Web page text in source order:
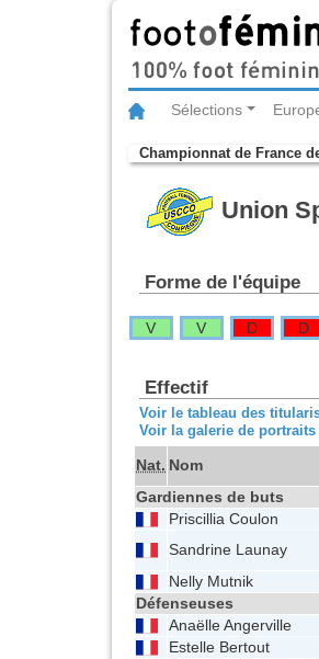
Sélections
Championnat de France
Union
Forme de l'équipe
V V D D
Effectif
Voir le tableau des
Voir la galerie de
Nat. Nom
Gardiennes de buts
Priscillia Coulon
Sandrine Launay
Nelly Mutnik
Défenseuses
Anaëlle Angerville
Estelle Bertout